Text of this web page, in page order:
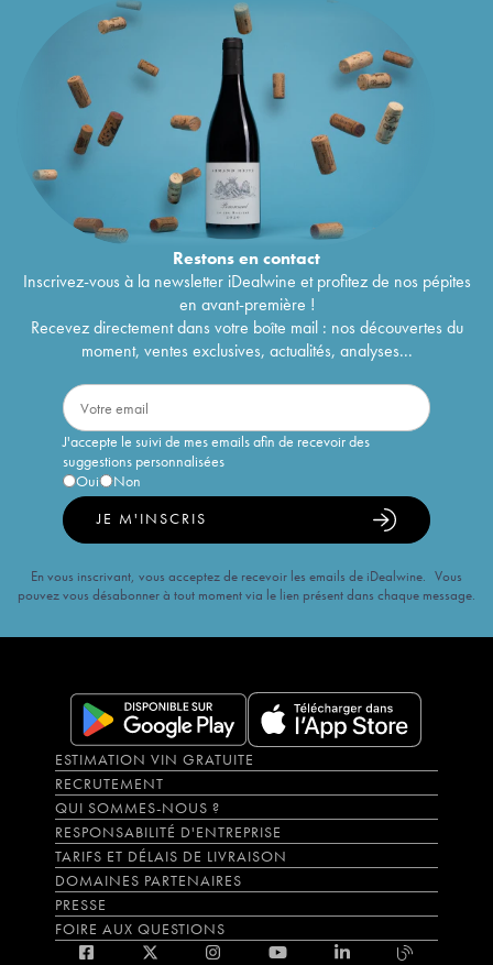
Restons encontact
Inscrivez-vous à la newsletter iDealwine et profitez de nos pépites
en avant-première !
Recevez directement dans votre boîte mail : nos découvertes du
moment, ventes exclusives, actualités, analyses...
J'accepte le suivi de mes emails afin de recevoir des
suggestions personnalisées
Oui
Non
JE M'INSCRIS
En vous inscrivant, vous acceptez de recevoir les emails de iDealwine. Vous
pouvez vous désabonner à tout moment via le lien présent dans chaque message.
ESTIMATION VIN GRATUITE
RECRUTEMENT
QUI SOMMES-NOUS ?
RESPONSABILITÉ D'ENTREPRISE
TARIFS ET DÉLAIS DE LIVRAISON
DOMAINES PARTENAIRES
PRESSE
FOIRE AUX QUESTIONS